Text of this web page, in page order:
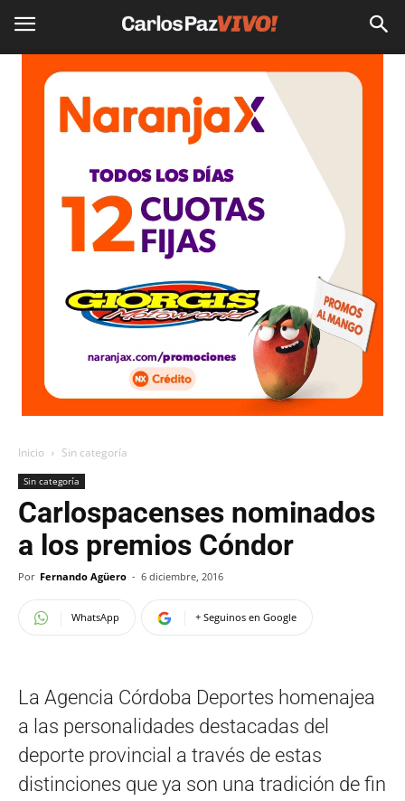
Inicio Sin categoría
Sin categoría
Carlospacenses nominados
a los premios Cóndor
Por Fernando Agüero - 6 diciembre, 2016
WhatsApp + Seguinos en Google
La Agencia Córdoba Deportes homenajea
a las personalidades destacadas del
deporte provincial a través de estas
distinciones que ya son una tradición de fin